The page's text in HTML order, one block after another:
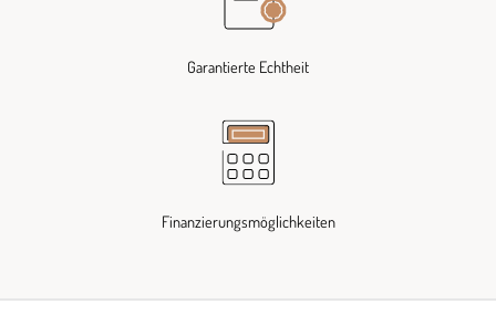
Garantierte Echtheit
Finanzierungsmöglichkeiten